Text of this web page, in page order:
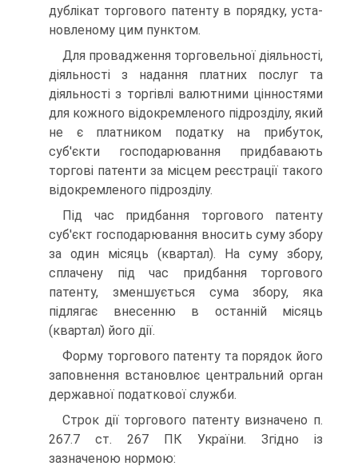
дублікат торгового патенту в порядку, уста­
новленому цим пунктом.
Для провадження торговельної діяльності,
діяльності з надання платних послуг та
діяльності з торгівлі валютними цінностями
для кожного відокремленого підрозділу, який
не є платником податку на прибуток,
суб'єкти господарювання придбавають
торгові патенти за місцем реєстрації такого
відокремленого підрозділу.
Під час придбання торгового патенту
суб'єкт господа­рювання вносить суму збору
за один місяць (квартал). На суму збору,
сплачену під час придбання торгового
патенту, зменшується сума збору, яка
підлягає внесенню в останній місяць
(квартал) його дії.
Форму торгового патенту та порядок його
заповнення встановлює центральний орган
державної податкової служби.
Строк дії торгового патенту визначено п.
267.7 ст. 267 ПК України. Згідно із
зазначеною нормою: